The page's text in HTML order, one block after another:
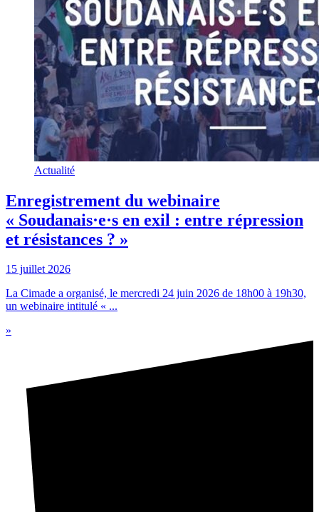
Actualité
Enregistrement du webinaire
« Soudanais·e·s en exil : entre répression
et résistances ? »
15 juillet 2026
La Cimade a organisé, le mercredi 24 juin 2026 de 18h00 à 19h30,
un webinaire intitulé « ...
»